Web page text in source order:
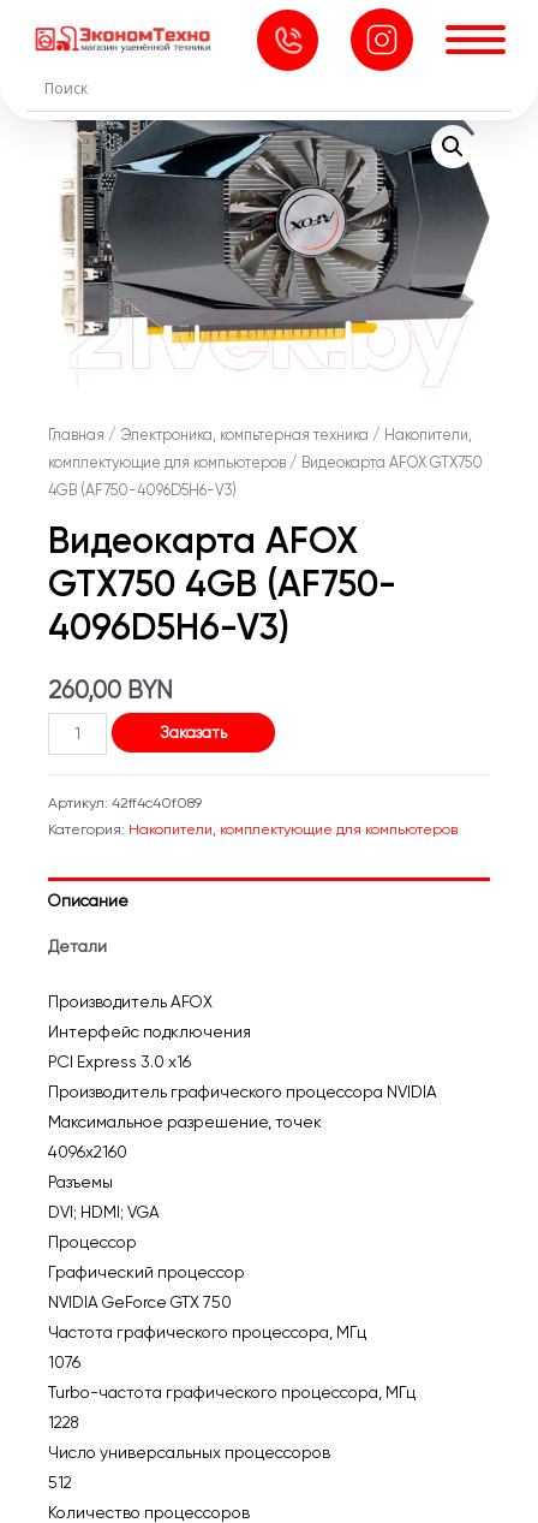
Главная / Электроника, компьтерная техника / Накопители,
комплектующие для компьютеров/ Видеокарта AFOX GTX750
4GB (AF750-4096D5H6-V3)
Видеокарта AFOX
GTX750 4GB (AF750-
4096D5H6-V3)
260,00 BYN
Количество
товара
AFOX
4GB
(AF750-
4096D5H6-
Заказать
Артикул: 42ff4c40f089
Категория: Накопители, комплектующие для компьютеров
Описание
Детали
Производитель AFOX
Интерфейс подключения
PCI Express 3.0 x16
Производитель графического процессора NVIDIA
Максимальное разрешение, точек
4096х2160
Разъемы
DVI; HDMI; VGA
Процессор
Графический процессор
NVIDIA GeForce GTX 750
Частота графического процессора, МГц
1076
Turbo-частота графического процессора, МГц
1228
Число универсальных процессоров
512
Количество процессоров